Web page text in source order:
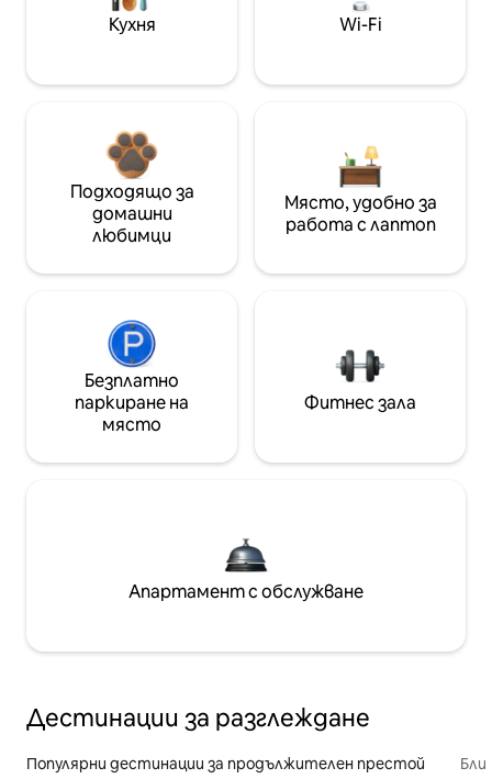
Кухня Wi-Fi
Подходящо за
домашни
любимци
Място, удобно за
работа с лаптоп
Безплатно
паркиране на
място
Фитнес зала
Апартамент с обслужване
Дестинации за разглеждане
Популярни дестинации за продължителен престой